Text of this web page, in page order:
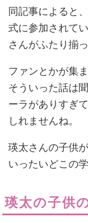
同記事によると
式に参加されて
さんがふたり揃
ファンとかが集
そういった話は
ーラがありすぎ
しれませんね。
瑛太さんの子供
いったいどこの
瑛太の子供